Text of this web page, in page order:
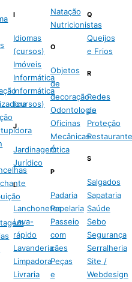
I
Idiomas
(cursos)
Imóveis
Informática
Informática
(cursos)
J
Jardinagem
Jurídico
L
Lanchonetes
Lava-
rápido
Lavanderia
Limpadora
Livraria
Natação
Nutricionistas
O
Objetos
de
decoração
Odontologia
Oficinas
Mecânicas
Ótica
P
Padaria
Papelaria
Passeio
com
cães
Peças
e
Q
Queijos
e Frios
R
Redes
de
Proteção
S
Salgados
Sapataria
Saúde
Sebo
Segurança
Serralheria
Site /
Webdesign